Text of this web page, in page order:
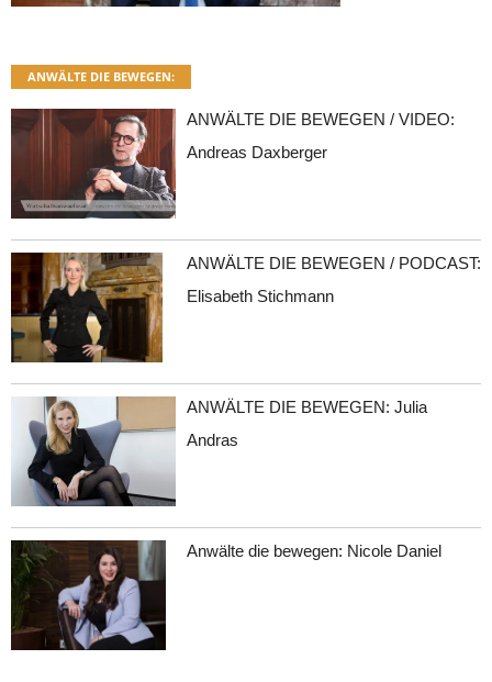
ANWÄLTE DIE BEWEGEN:
ANWÄLTE DIE BEWEGEN / VIDEO:
Andreas Daxberger
ANWÄLTE DIE BEWEGEN / PODCAST:
Elisabeth Stichmann
ANWÄLTE DIE BEWEGEN: Julia
Andras
Anwälte die bewegen: Nicole Daniel